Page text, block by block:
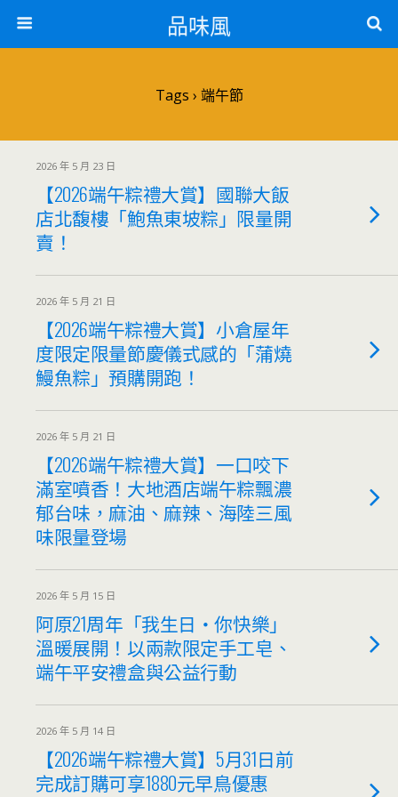
品味風
Tags › 端午節
2026 年 5 月 23 日
【2026端午粽禮大賞】國聯大飯
店北馥樓「鮑魚東坡粽」限量開
賣！
2026 年 5 月 21 日
【2026端午粽禮大賞】小倉屋年
度限定限量節慶儀式感的「蒲燒
鰻魚粽」預購開跑！
2026 年 5 月 21 日
【2026端午粽禮大賞】一口咬下
滿室噴香！大地酒店端午粽飄濃
郁台味，麻油、麻辣、海陸三風
味限量登場
2026 年 5 月 15 日
阿原21周年「我生日・你快樂」
溫暖展開！以兩款限定手工皂、
端午平安禮盒與公益行動
2026 年 5 月 14 日
【2026端午粽禮大賞】5月31日前
完成訂購可享1880元早鳥優惠